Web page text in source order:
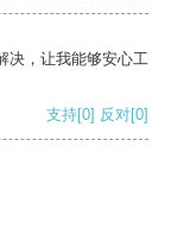
决，让我能够安心工
支持[0] 反对[0]